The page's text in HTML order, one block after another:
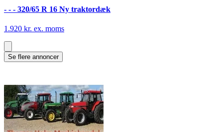
- - - 320/65 R 16 Ny traktordæk
1.920 kr. ex. moms
Se flere annoncer